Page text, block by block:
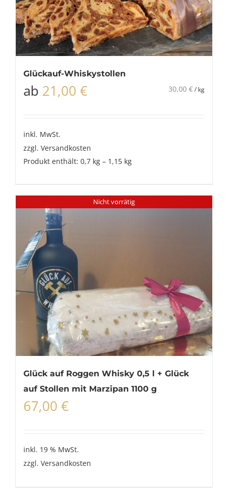
Glückauf-Whiskystollen
ab 21,00 € 30,00 €/ kg
inkl. MwSt.
zzgl. Versandkosten
Produkt enthält: 0,7 kg – 1,15 kg
Nicht vorrätig
Glück auf Roggen Whisky 0,5 l + Glück
auf Stollen mit Marzipan 1100 g
67,00 €
inkl. 19 % MwSt.
zzgl. Versandkosten